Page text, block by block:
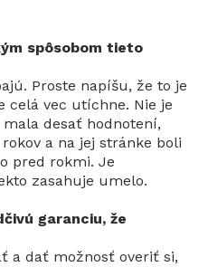
spôsobom tieto
Proste napíšu, že to je
celá vec utíchne. Nie je
desať hodnotení,
a na jej stránke boli
pred rokmi. Je
zasahuje umelo.
garanciu, že
a dať možnosť overiť si,